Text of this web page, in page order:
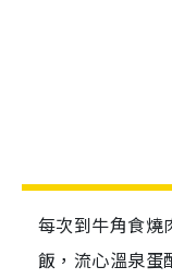
每次到牛角食燒
飯，流心溫泉蛋